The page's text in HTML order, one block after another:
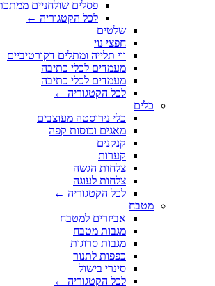
פסלים שולחניים
לכל הקטגוריה ←
שלטים
חפצי נוי
ווי תלייה ומתלים דקורטיביים
מעמדים לכלי כתיבה
מעמדים לכלי כתיבה
לכל הקטגוריה ←
כלים
כלי נירוסטה מעוצבים
מאגים וכוסות קפה
קנקנים
קערות
צלחות הגשה
צלחות לעוגה
לכל הקטגוריה ←
מטבח
אביזרים למטבח
מגבות מטבח
מגבות סרוגות
כפפות לתנור
סינרי בישול
לכל הקטגוריה ←